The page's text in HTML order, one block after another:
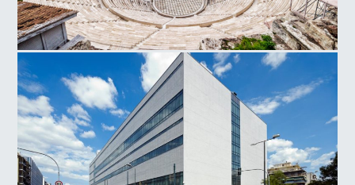
Ωδείο Ηρώδου του Αττικού